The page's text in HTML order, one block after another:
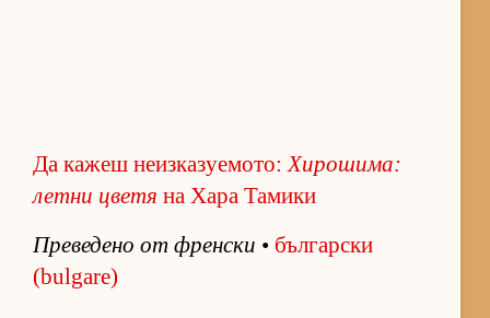
Да кажеш неизказуемото:Хи­ро­ши­ма:
летни цветя на Хара Тамики
Пре­ве­дено от френ­ски • бъл­гар­ски
(bulgare)